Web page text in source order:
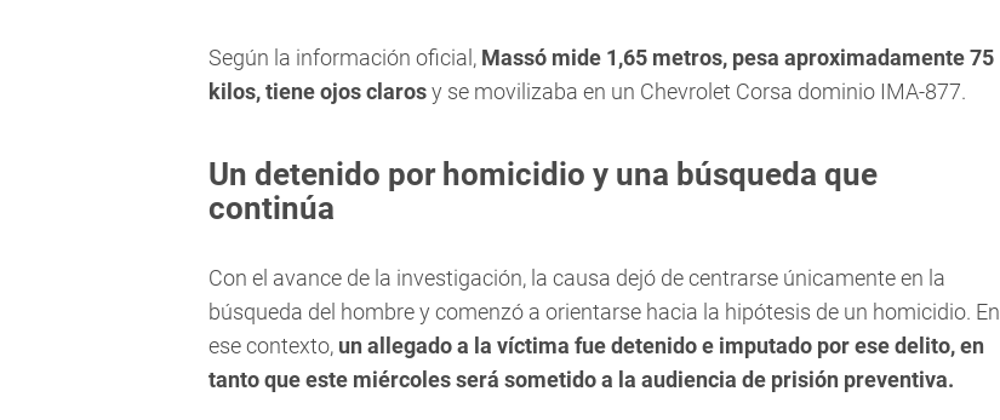
Según la información oficial, Massó mide 1,65 metros, pesa aproximadamente 75
kilos, tiene ojos clarosy se movilizaba en un Chevrolet Corsa dominio IMA-877.
Un detenido por homicidio y una búsqueda que
continúa
Con el avance de la investigación, la causa dejó de centrarse únicamente en la
búsqueda del hombre y comenzó a orientarse hacia la hipótesis de un homicidio. En
ese contexto, un allegado a la víctima fue detenido e imputado por ese delito, en
tanto que este miércoles será sometido a la audiencia de prisión preventiva.